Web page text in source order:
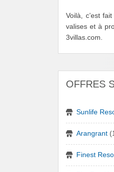
Voilà, c’est
valises et à
3villas.com.
OFFRES
Sunlife
Arangrant
Finest